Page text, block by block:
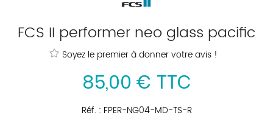
FCS II performer neo glass pacific
Soyez le premier à donner votre avis !
85,00 € TTC
Réf. : FPER-NG04-MD-TS-R